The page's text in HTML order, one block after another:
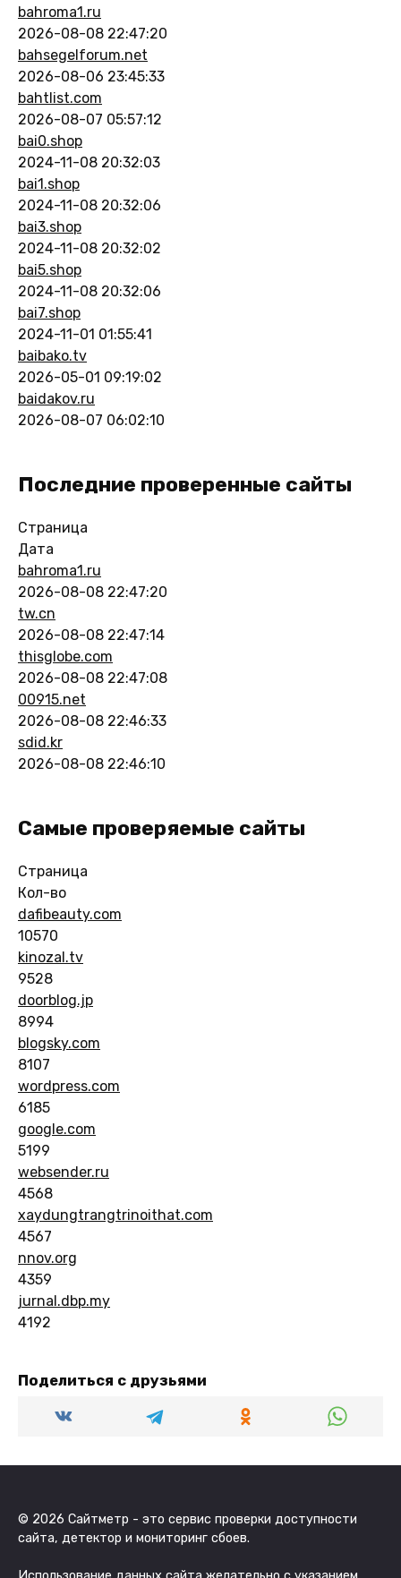
bahroma1.ru
2026-08-08 22:47:20
bahsegelforum.net
2026-08-06 23:45:33
bahtlist.com
2026-08-07 05:57:12
bai0.shop
2024-11-08 20:32:03
bai1.shop
2024-11-08 20:32:06
bai3.shop
2024-11-08 20:32:02
bai5.shop
2024-11-08 20:32:06
bai7.shop
2024-11-01 01:55:41
baibako.tv
2026-05-01 09:19:02
baidakov.ru
2026-08-07 06:02:10
Последние проверенные сайты
Страница
Дата
bahroma1.ru
2026-08-08 22:47:20
tw.cn
2026-08-08 22:47:14
thisglobe.com
2026-08-08 22:47:08
00915.net
2026-08-08 22:46:33
sdid.kr
2026-08-08 22:46:10
Самые проверяемые сайты
Страница
Кол-во
dafibeauty.com
10570
kinozal.tv
9528
doorblog.jp
8994
blogsky.com
8107
wordpress.com
6185
google.com
5199
websender.ru
4568
xaydungtrangtrinoithat.com
4567
nnov.org
4359
jurnal.dbp.my
4192
Поделиться с друзьями
© 2026 Сайтметр - это сервис проверки доступности
сайта, детектор и мониторинг сбоев.